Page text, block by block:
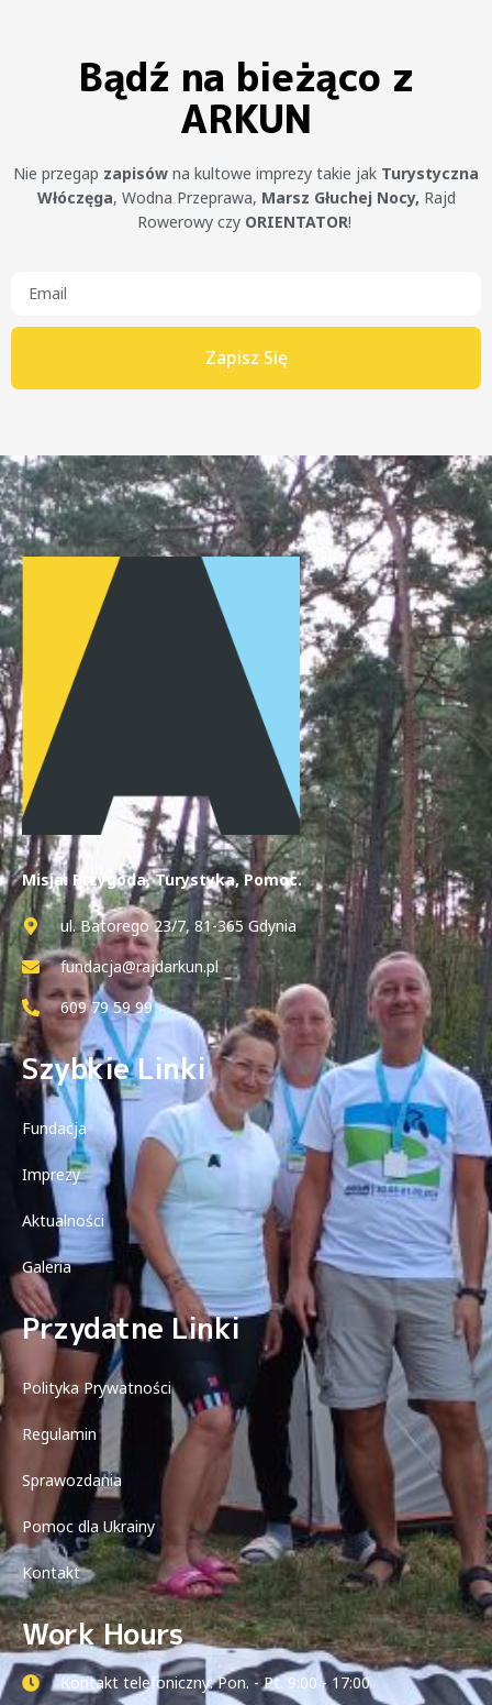
Bądź na bieżąco z
ARKUN
Nie przegap zapisów na kultowe imprezy takie jak Turystyczna
Włóczęga, Wodna Przeprawa, Marsz Głuchej Nocy, Rajd
Rowerowy czy ORIENTATOR!
Zapisz Się
Misja: Przygoda, Turystyka, Pomoc.
ul. Batorego 23/7, 81-365 Gdynia
fundacja@rajdarkun.pl
609 79 59 99
Szybkie Linki
Fundacja
Imprezy
Aktualności
Galeria
Przydatne Linki
Polityka Prywatności
Regulamin
Sprawozdania
Pomoc dla Ukrainy
Kontakt
Work Hours
Kontakt telefoniczny: Pon. - Pt. 9:00 - 17:00